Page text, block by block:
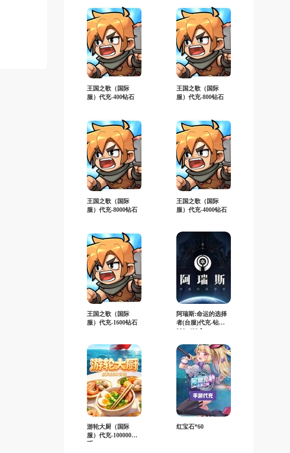
王国之歌（国际
服）代充-400钻石
王国之歌（国际
服）代充-800钻石
王国之歌（国际
服）代充-8000钻石
王国之歌（国际
服）代充-4000钻石
王国之歌（国际
服）代充-1600钻石
阿瑞斯:命运的选择
者(台服)代充-钻石
290+480个
游轮大厨（国际
服）代充-100000金
币
红宝石*60